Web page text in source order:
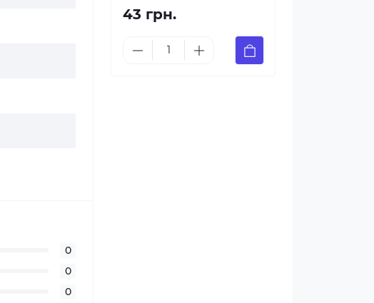
0
0
0
43 грн.